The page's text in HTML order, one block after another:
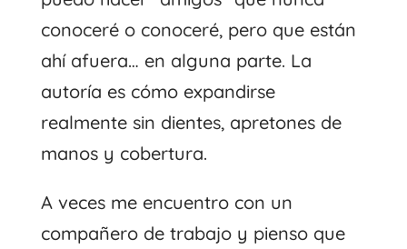
conoceré o conoceré, pero que están
ahí afuera… en alguna parte. La
autoría es cómo expandirse
realmente sin dientes, apretones de
manos y cobertura.
A veces me encuentro con un
compañero de trabajo y pienso que